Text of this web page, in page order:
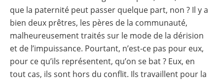
que la paternité peut passer quelque part, non ? Il y a
bien deux prêtres, les pères de la communauté,
malheureusement traités sur le mode de la dérision
et de l’impuissance. Pourtant, n’est-ce pas pour eux,
pour ce qu’ils représentent, qu’on se bat ? Eux, en
tout cas, ils sont hors du conflit. Ils travaillent pour la